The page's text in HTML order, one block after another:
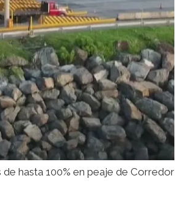
de hasta 100% en peaje de Corredor